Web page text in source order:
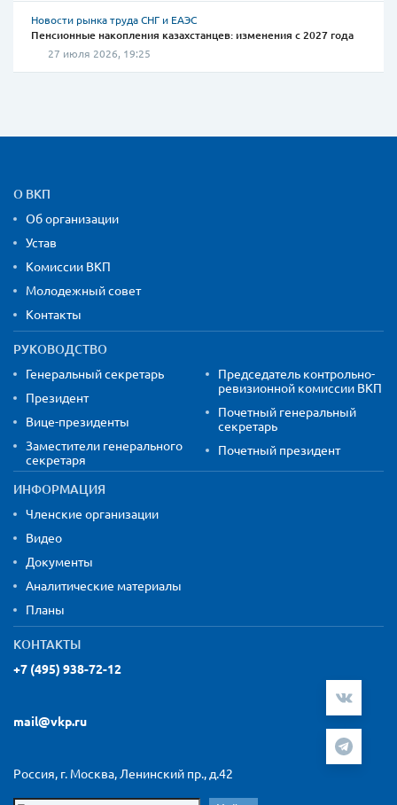
Новости рынка труда СНГ и ЕАЭС
Пенсионные накопления казахстанцев: изменения с 2027 года
27 июля 2026, 19:25
Карта сайта и контактная
О ВКП
Об организации
Устав
Комиссии ВКП
Молодежный совет
Контакты
РУКОВОДСТВО
Генеральный секретарь
Президент
Вице-президенты
Заместители генерального
секретаря
Председатель контрольно-
ревизионной комиссии ВКП
Почетный генеральный
секретарь
Почетный президент
ИНФОРМАЦИЯ
Членские организации
Видео
Документы
Аналитические материалы
Планы
КОНТАКТЫ
+7 (495) 938-72-12
mail@vkp.ru
Россия, г. Москва, Ленинский пр., д.42